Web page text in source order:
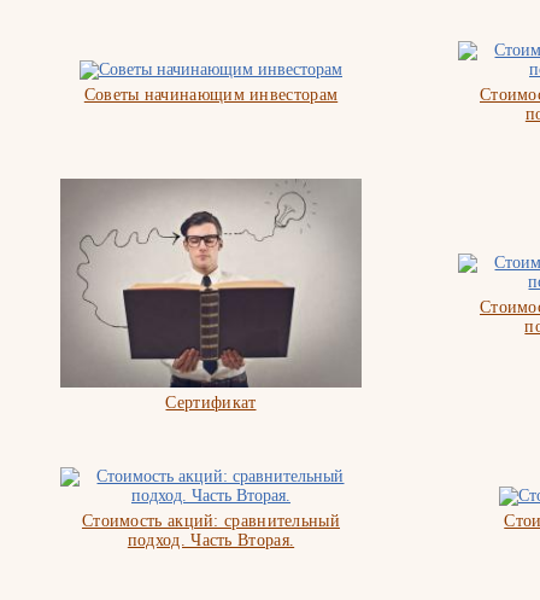
Советы начинающим инвесторам
Сертификат
Стоимость акций: сравнительный
подход. Часть Вторая.